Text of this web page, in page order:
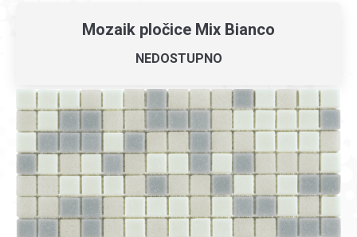
Mozaik pločice Mix Bianco
NEDOSTUPNO